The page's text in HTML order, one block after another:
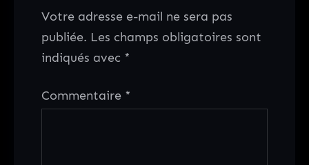
Votre adresse e-mail ne sera pas
publiée. Les champs obligatoires sont
indiqués avec *
Commentaire *